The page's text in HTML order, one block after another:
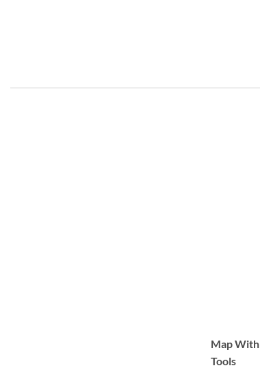
Map With
Tools